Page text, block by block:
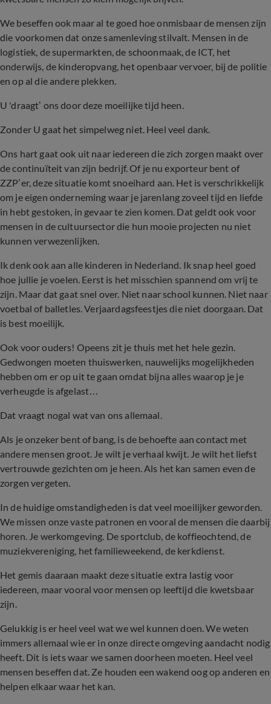
We beseffen ook maar al te goed hoe onmisbaar de mensen zijn
die voorkomen dat onze samenleving stilvalt. Mensen in de
logistiek, de supermarkten, de schoonmaak, de ICT, het
onderwijs, de kinderopvang, het openbaar vervoer, bij de politie
en op al die andere plekken.
U 'draagt’ ons door deze moeilijke tijd heen.
Zonder U gaat het simpelweg niet. Heel veel dank.
Ons hart gaat ook uit naar iedereen die zich zorgen maakt over
de continuïteit van zijn bedrijf. Of je nu exporteur bent of
ZZP’er, deze situatie komt snoeihard aan. Het is verschrikkelijk
om je eigen onderneming waar je jarenlang zoveel tijd en liefde
in hebt gestoken, in gevaar te zien komen. Dat geldt ook voor
mensen in de cultuursector die hun mooie projecten nu niet
kunnen verwezenlijken.
Ik denk ook aan alle kinderen in Nederland. Ik snap heel goed
hoe jullie je voelen. Eerst is het misschien spannend om vrij te
zijn. Maar dat gaat snel over. Niet naar school kunnen. Niet naar
voetbal of balletles. Verjaardagsfeestjes die niet doorgaan. Dat
is best moeilijk.
Ook voor ouders! Opeens zit je thuis met het hele gezin.
Gedwongen moeten thuiswerken, nauwelijks mogelijkheden
hebben om er op uit te gaan omdat bijna alles waarop je je
verheugde is afgelast…
Dat vraagt nogal wat van ons allemaal.
Als je onzeker bent of bang, is de behoefte aan contact met
andere mensen groot. Je wilt je verhaal kwijt. Je wilt het liefst
vertrouwde gezichten om je heen. Als het kan samen even de
zorgen vergeten.
In de huidige omstandigheden is dat veel moeilijker geworden.
We missen onze vaste patronen en vooral de mensen die daarbij
horen. Je werkomgeving. De sportclub, de koffieochtend, de
muziekvereniging, het familieweekend, de kerkdienst.
Het gemis daaraan maakt deze situatie extra lastig voor
iedereen, maar vooral voor mensen op leeftijd die kwetsbaar
zijn.
Gelukkig is er heel veel wat we wel kunnen doen. We weten
immers allemaal wie er in onze directe omgeving aandacht nodig
heeft. Dit is iets waar we samen doorheen moeten. Heel veel
mensen beseffen dat. Ze houden een wakend oog op anderen en
helpen elkaar waar het kan.